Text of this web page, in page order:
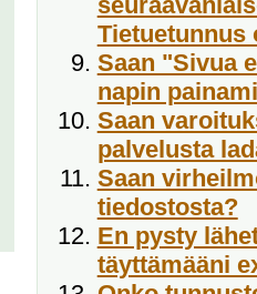
Saan "Sivua
napin
Saan
palvelusta
Saan
tiedostosta?
En pysty
täyttämääni